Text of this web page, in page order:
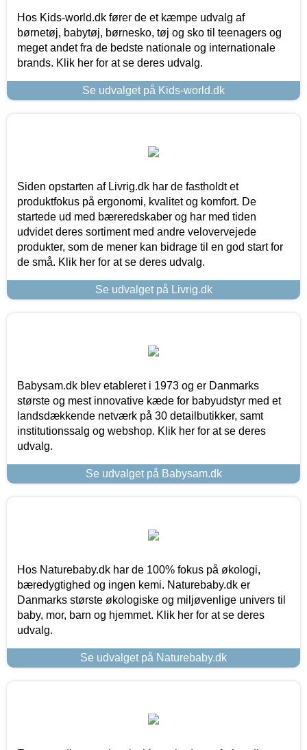
Hos Kids-world.dk fører de et kæmpe udvalg af
børnetøj, babytøj, børnesko, tøj og sko til teenagers og
meget andet fra de bedste nationale og internationale
brands. Klik her for at se deres udvalg.
Se udvalget på Kids-world.dk
Siden opstarten af Livrig.dk har de fastholdt et
produktfokus på ergonomi, kvalitet og komfort. De
startede ud med bæreredskaber og har med tiden
udvidet deres sortiment med andre velovervejede
produkter, som de mener kan bidrage til en god start for
de små. Klik her for at se deres udvalg.
Se udvalget på Livrig.dk
Babysam.dk blev etableret i 1973 og er Danmarks
største og mest innovative kæde for babyudstyr med et
landsdækkende netværk på 30 detailbutikker, samt
institutionssalg og webshop. Klik her for at se deres
udvalg.
Se udvalget på Babysam.dk
Hos Naturebaby.dk har de 100% fokus på økologi,
bæredygtighed og ingen kemi. Naturebaby.dk er
Danmarks største økologiske og miljøvenlige univers til
baby, mor, barn og hjemmet. Klik her for at se deres
udvalg.
Se udvalget på Naturebaby.dk